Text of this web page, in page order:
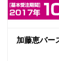
加藤恵バー